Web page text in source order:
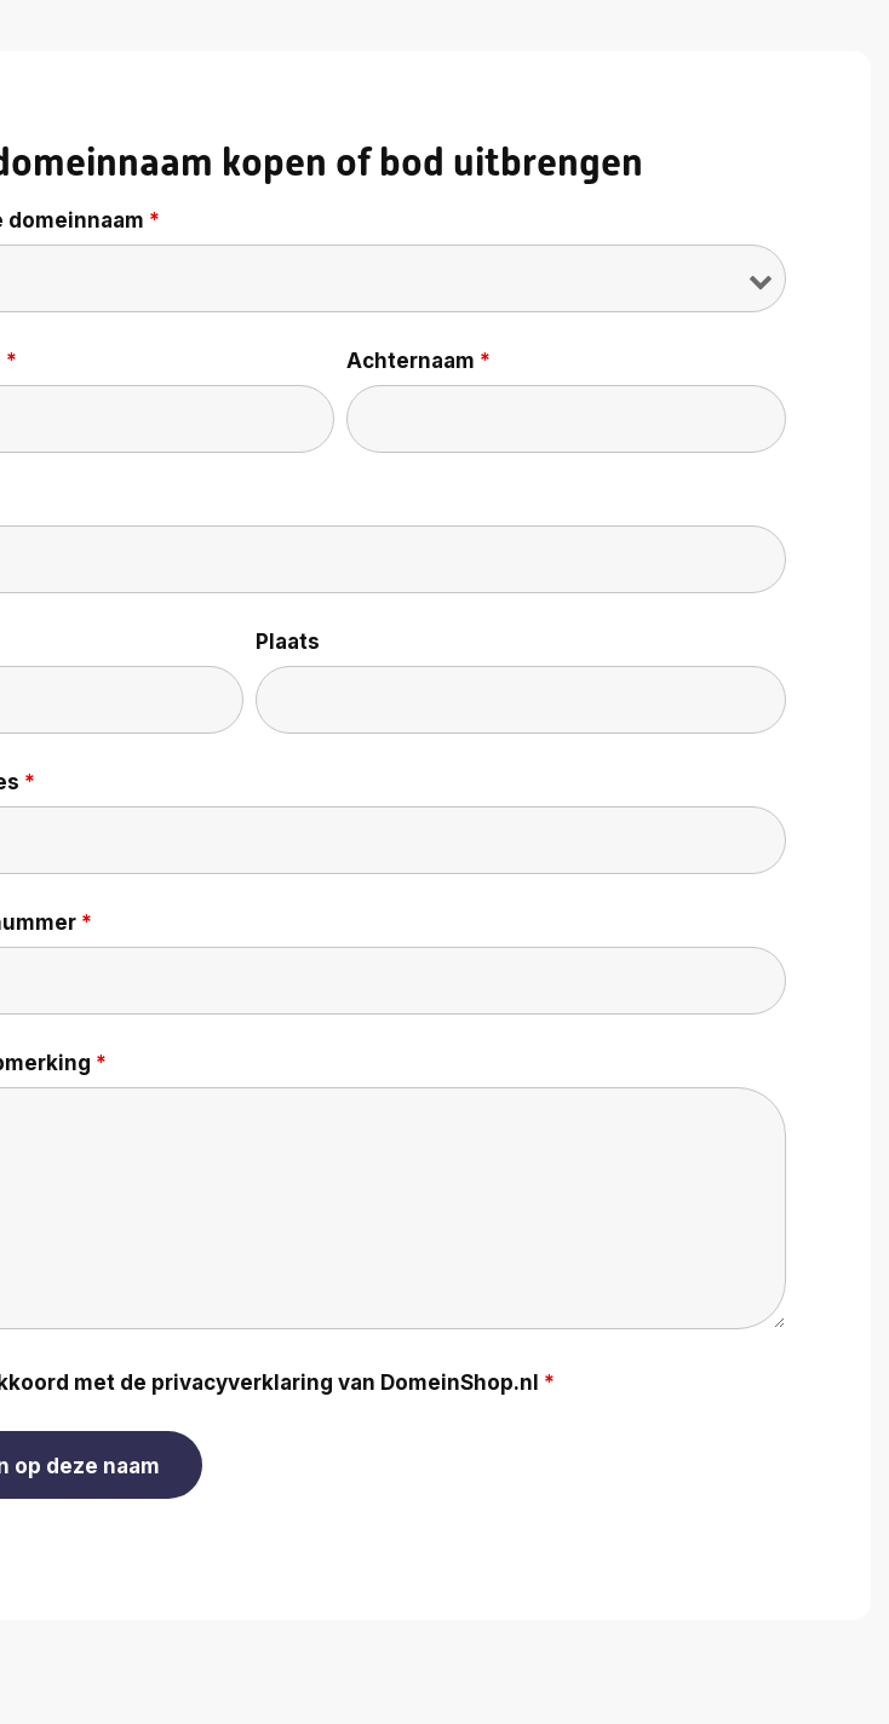
kopen of bod uitbrengen
domeinnaam *
* Achternaam *
Plaats
*
*
*
met de privacyverklaring van DomeinShop.nl *